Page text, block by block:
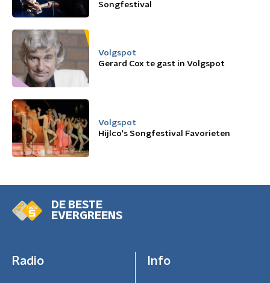
Songfestival
Volgspot
Gerard Cox te gast in Volgspot
Volgspot
Hijlco's Songfestival Favorieten
DE BESTE
EVERGREENS
Radio Info